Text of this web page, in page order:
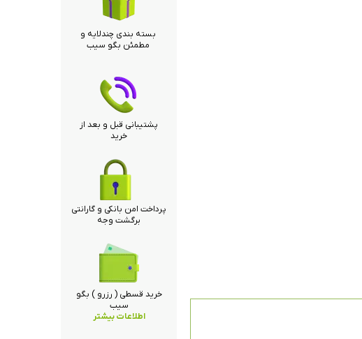
بسته بندی چندلایه و
مطمئن بگو سیب
پشتیبانی قبل و بعد از
خرید
خرید قسطی ( رزرو ) بگو
سیب
اطلاعات بیشتر
پرداخت امن بانکی و گارانتی
برگشت وجه